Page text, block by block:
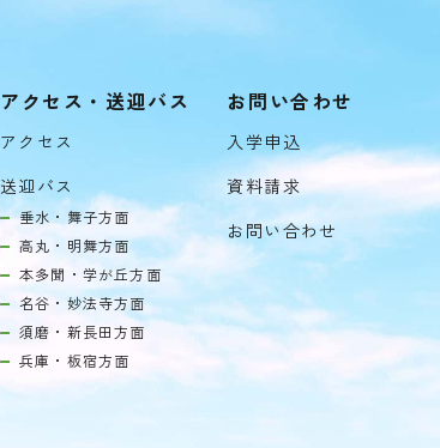
アクセス・送迎バス
アクセス
送迎バス
垂水・舞子方面
高丸・明舞方面
本多聞・学が丘方面
名谷・妙法寺方面
須磨・新長田方面
兵庫・板宿方面
お問い合わせ
入学申込
資料請求
お問い合わせ